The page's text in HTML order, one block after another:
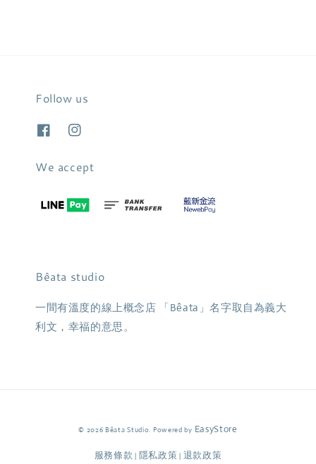
Follow us
We accept
Bêata studio
一間有溫度的線上概念店 「Bêata」名字取自為義大
利文，幸福的意思。
© 2026 Bêata Studio. Powered by EasyStore
服務條款 | 隱私政策 | 退款政策